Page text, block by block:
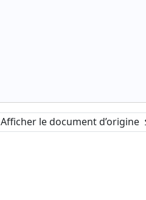
Afficher le document d’origine